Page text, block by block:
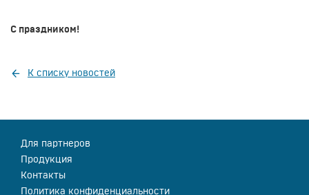
С праздником!
К списку новостей
Для партнеров
Продукция
Контакты
Политика конфиденциальности